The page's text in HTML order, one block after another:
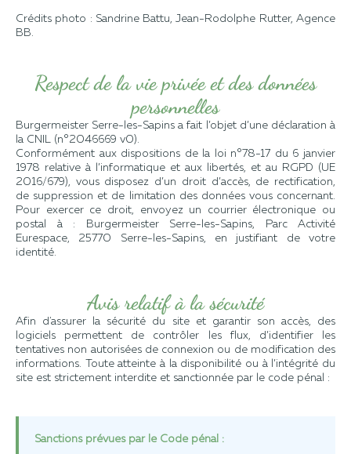
Crédits photo : Sandrine Battu, Jean-Rodolphe Rutter, Agence
BB.
Respect de la vie privée et des données
personnelles
Burgermeister Serre-les-Sapins a fait l’objet d’une déclaration à
la CNIL (n°2046669 v0).
Conformément aux dispositions de la loi n°78-17 du 6 janvier
1978 relative à l’informatique et aux libertés, et au RGPD (UE
2016/679), vous disposez d’un droit d’accès, de rectification,
de suppression et de limitation des données vous concernant.
Pour exercer ce droit, envoyez un courrier électronique ou
postal à : Burgermeister Serre-les-Sapins, Parc Activité
Eurespace, 25770 Serre-les-Sapins, en justifiant de votre
identité.
Avis relatif à la sécurité
Afin d'assurer la sécurité du site et garantir son accès, des
logiciels permettent de contrôler les flux, d’identifier les
tentatives non autorisées de connexion ou de modification des
informations. Toute atteinte à la disponibilité ou à l’intégrité du
site est strictement interdite et sanctionnée par le code pénal :
Sanctions prévues par le Code pénal :